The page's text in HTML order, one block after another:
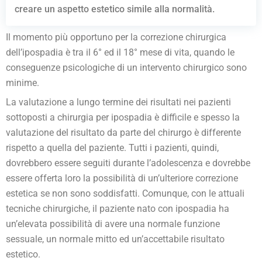
creare un aspetto estetico simile alla normalità.
Il momento più opportuno per la correzione chirurgica
dell’ipospadia è tra il 6° ed il 18° mese di vita, quando le
conseguenze psicologiche di un intervento chirurgico sono
minime.
La valutazione a lungo termine dei risultati nei pazienti
sottoposti a chirurgia per ipospadia è difficile e spesso la
valutazione del risultato da parte del chirurgo è differente
rispetto a quella del paziente. Tutti i pazienti, quindi,
dovrebbero essere seguiti durante l’adolescenza e dovrebbe
essere offerta loro la possibilità di un’ulteriore correzione
estetica se non sono soddisfatti. Comunque, con le attuali
tecniche chirurgiche, il paziente nato con ipospadia ha
un’elevata possibilità di avere una normale funzione
sessuale, un normale mitto ed un’accettabile risultato
estetico.